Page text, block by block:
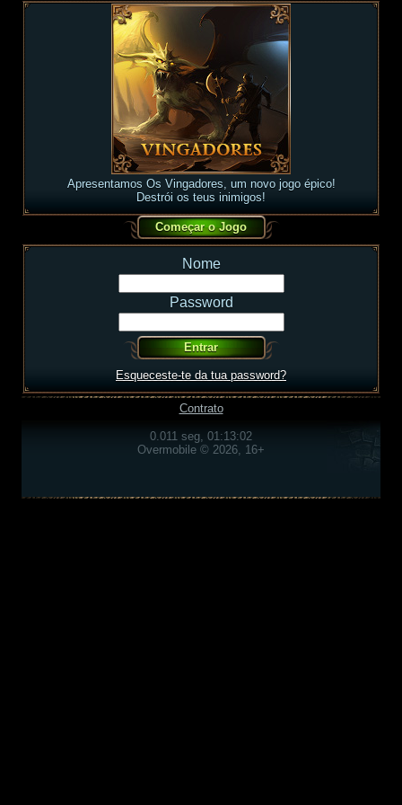
Apresentamos Os Vingadores, um novo jogo épico!
Destrói os teus inimigos!
Nome
Password
Esqueceste-te da tua password?
Contrato
0.011 seg, 01:13:02
Overmobile © 2026, 16+